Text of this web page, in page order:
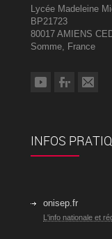
Lycée Madeleine
BP21723
80017 AMIENS
Somme, France
INFOS
onisep.fr
L'info nationale et